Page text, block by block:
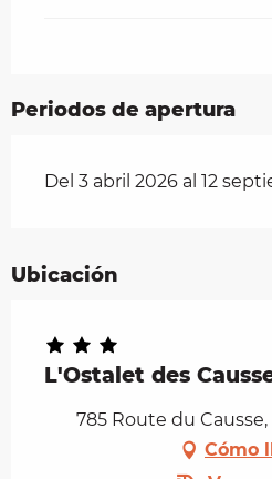
Periodos de apertura
Del 3 abril 2026 al 12
Ubicación
L'Ostalet des
785 Route du
Cómo